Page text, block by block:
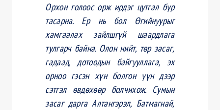
Орхон голоос орж ирдэг цутгал бүр
тасарна. Ер нь бол Өгийнуурыг
хамгаалах зайлшгүй шаардлага
тулгарч байна. Олон нийт, төр засаг,
гадаад, дотоодын байгууллага, эх
орноо гэсэн хүн болгон үүн дээр
сэтгэл өвдөхөөр болчихож. Сумын
засаг дарга Алтангэрэл, Батмагнай,